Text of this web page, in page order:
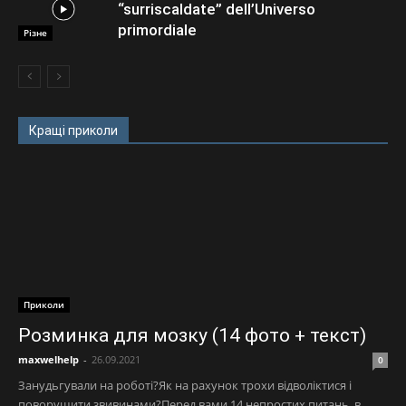
Різне
“surriscaldate” dell’Universo
primordiale
Кращі приколи
Приколи
Розминка для мозку (14 фото + текст)
maxwelhelp - 26.09.2021 0
Занудьгували на роботі?Як на рахунок трохи відволіктися і